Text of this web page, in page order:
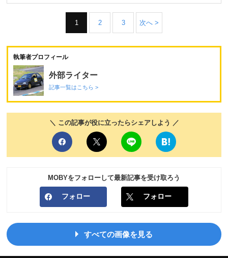
1 2 3 次へ >
執筆者プロフィール
外部ライター
記事一覧はこちら >
＼ この記事が役に立ったらシェアしよう ／
MOBYをフォローして最新記事を受け取ろう
フォロー フォロー
すべての画像を見る